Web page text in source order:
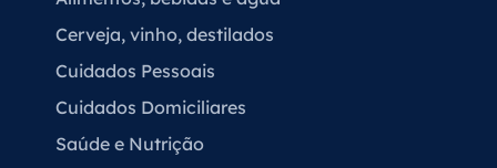
Cerveja, vinho, destilados
Cuidados Pessoais
Cuidados Domiciliares
Saúde e Nutrição